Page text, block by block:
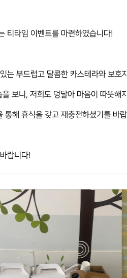
티타임 이벤트를 마련하였습니다!
는 부드럽고 달콤한 카스테라와 보호
보니, 저희도 덩달아 마음이 따뜻해
통해 휴식을 갖고 재충전하셨기를 바
랍니다!